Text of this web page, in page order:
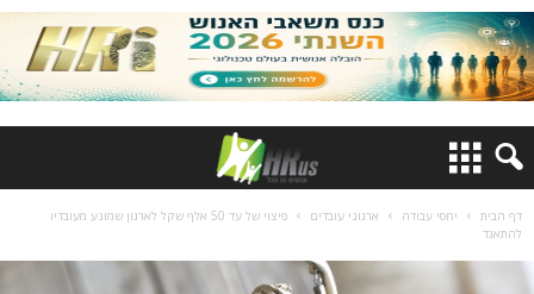
דף הבית יחסי עבודה ארגוני עובדים
פיצוי של עד 50 אלף שקל לארגון שמונע מעובדיו
להתאגד